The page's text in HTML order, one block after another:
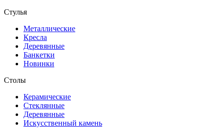
Стулья
Металлические
Кресла
Деревянные
Банкетки
Новинки
Столы
Керамические
Стеклянные
Деревянные
Искусственный камень